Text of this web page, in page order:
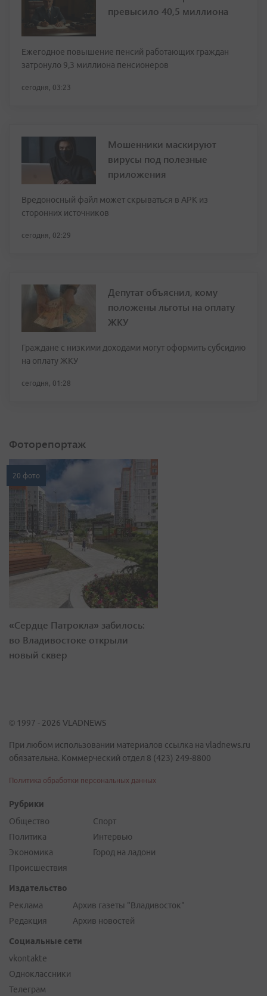
превысило 40,5 миллиона
Ежегодное повышение пенсий работающих граждан
затронуло 9,3 миллиона пенсионеров
сегодня, 03:23
Мошенники маскируют
вирусы под полезные
приложения
Вредоносный файл может скрываться в APK из
сторонних источников
сегодня, 02:29
Депутат объяснил, кому
положены льготы на оплату
ЖКУ
Граждане с низкими доходами могут оформить субсидию
на оплату ЖКУ
сегодня, 01:28
Фоторепортаж
20 фото
«Сердце Патрокла» забилось:
во Владивостоке открыли
новый сквер
© 1997 - 2026 VLADNEWS
При любом использовании материалов ссылка на vladnews.ru
обязательна. Коммерческий отдел 8 (423) 249-8800
Политика обработки персональных данных
Рубрики
Общество
Политика
Экономика
Происшествия
Спорт
Интервью
Город на ладони
Издательство
Реклама
Редакция
Архив газеты "Владивосток"
Архив новостей
Социальные сети
vkontakte
Одноклассники
Телеграм